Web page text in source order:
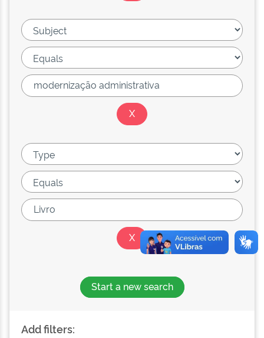
Start a new search
Add filters: